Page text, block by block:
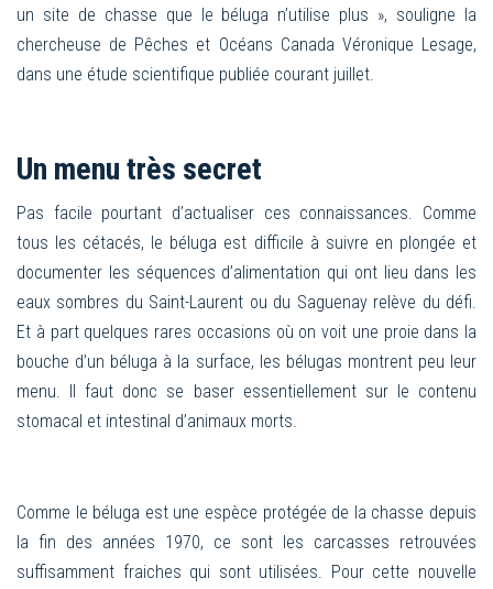
un site de chasse que le béluga n’utilise plus », souligne la
chercheuse de Pêches et Océans Canada Véronique Lesage,
dans une étude scientifique publiée courant juillet.
Un menu très secret
Pas facile pourtant d’actualiser ces connaissances. Comme
tous les cétacés, le béluga est difficile à suivre en plongée et
documenter les séquences d’alimentation qui ont lieu dans les
eaux sombres du Saint-Laurent ou du Saguenay relève du défi.
Et à part quelques rares occasions où on voit une proie dans la
bouche d’un béluga à la surface, les bélugas montrent peu leur
menu. Il faut donc se baser essentiellement sur le contenu
stomacal et intestinal d’animaux morts.
Comme le béluga est une espèce protégée de la chasse depuis
la fin des années 1970, ce sont les carcasses retrouvées
suffisamment fraiches qui sont utilisées. Pour cette nouvelle